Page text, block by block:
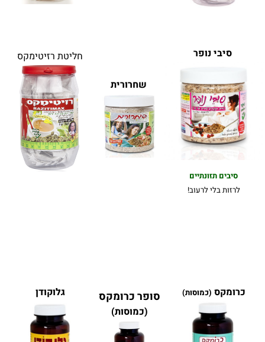
סיבי נופר
סיבים תזונתיים
לרזות בלי לרעוב!
שחרורית
חליטת רזיטימקס
כרומקס (כמוסות) סופר כרומקס
(כמוסות)
גלוקודן